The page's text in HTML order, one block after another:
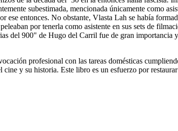
subestimada, mencionada únicamente como
ese entonces. No obstante, Vlasta Lah se había
por tenerla como asistente en sus sets de
900" de Hugo del Carril fue de gran importancia
profesional con las tareas domésticas
y su historia. Este libro es un esfuerzo por